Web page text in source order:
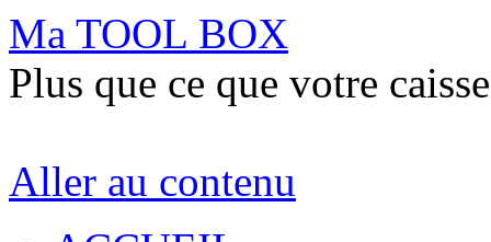
Ma TOOL BOX
Plus que ce que votre
Aller au contenu